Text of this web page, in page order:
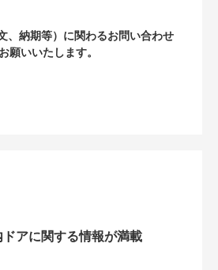
、納期等）に関わるお問い合わせ
願いいたします。
アに関する情報が満載